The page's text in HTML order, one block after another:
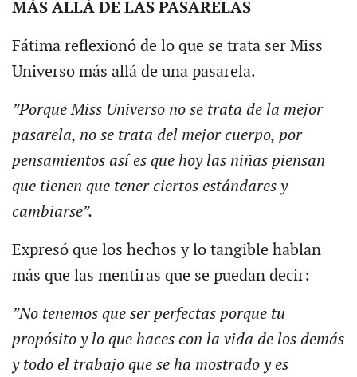
MÁS ALLÁ DE LAS PASARELAS
Fátima reflexionó de lo que se trata ser Miss
Universo más allá de una pasarela.
”Porque Miss Universo no se trata de la mejor
pasarela, no se trata del mejor cuerpo, por
pensamientos así es que hoy las niñas piensan
que tienen que tener ciertos estándares y
cambiarse”.
Expresó que los hechos y lo tangible hablan
más que las mentiras que se puedan decir:
”No tenemos que ser perfectas porque tu
propósito y lo que haces con la vida de los demás
y todo el trabajo que se ha mostrado y es